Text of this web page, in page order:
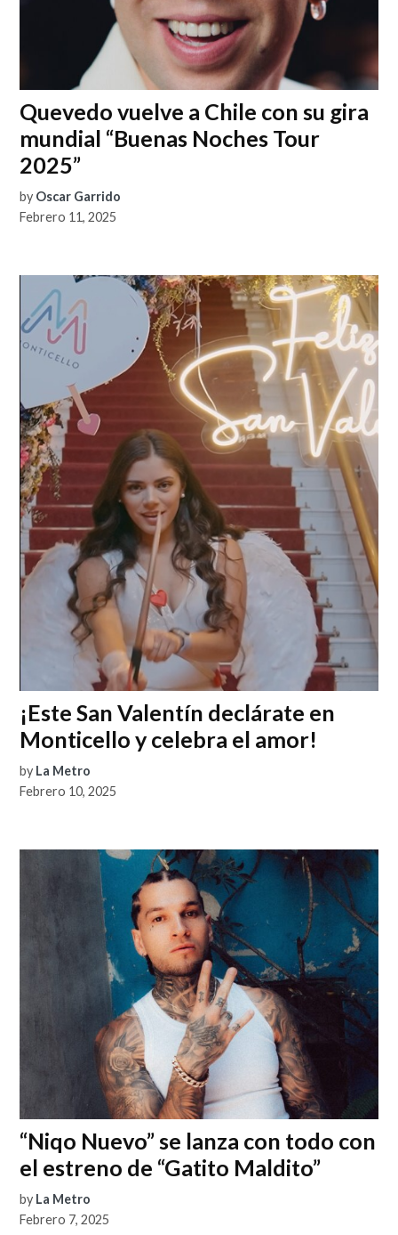
Quevedo vuelve a Chile con su gira
mundial “Buenas Noches Tour
2025”
by Oscar Garrido
Febrero 11, 2025
¡Este San Valentín declárate en
Monticello y celebra el amor!
by La Metro
Febrero 10, 2025
“Niqo Nuevo” se lanza con todo con
el estreno de “Gatito Maldito”
by La Metro
Febrero 7, 2025